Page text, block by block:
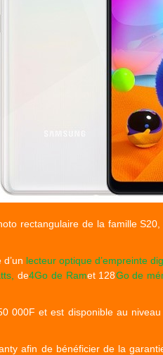
rectangulaire de la famille
lecteur optique d’empreinte
de4Go de Ramet 128Go de
000F et est disponible au
afin de bénéficier de la